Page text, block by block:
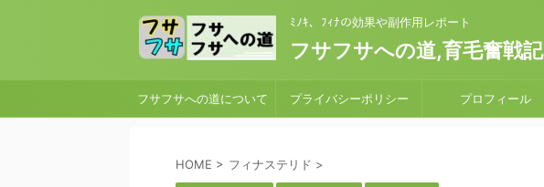
ﾐﾉｷ、ﾌｨﾅの効果や副作用レポート
フサフサへの道,育毛奮戦記
フサフサへの道について プライバシーポリシー プロフィール
HOME > フィナステリド >